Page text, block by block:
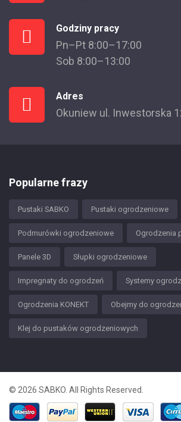
Godziny pracy
Pn–Pt 8:00–17:00
Sob 8:00–13:00
Adres
Okuniew ul. Inwestorska
Popularne frazy
Pustaki SABKO Pustaki ogrodzeniowe
Podmurówki ogrodzeniowe Ogrodzenia
Panele 3D Słupki ogrodzeniowe
Impregnaty do ogrodzeń Systemy
Ogrodzenia KONEKT Obejmy do
Klej do pustaków ogrodzeniowych
© 2026 SABKO. All Rights Reserved.